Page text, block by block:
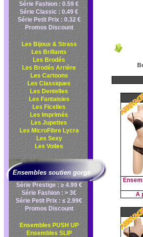
Série Fashion : 0.59 €
Série Classic : 0.49 €
Série Petit Prix : 0.32 €
Promos Discount
Les Bijoux & Strass
Les Brillants
Les Brodés
Les Brodés Arrière
Les Cartoons
Les Classiques
Les Dentelles
Les Fantaisies
Les Ficelles
Les Imprimés
Les Jupettes
Les MicroFibre Lycra
Les Sexy
Les Voiles
Ensembles soutien gorge
Série Prestige : ≥ 4.99 €
Série Fashion : > 3€
Série Petit Prix : ≤ 2.99€
Promos Discount
Ensembles PUSH UP
Ensembles SLIP
A